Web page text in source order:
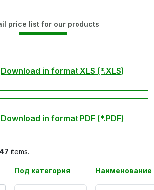
price list for our products
Download in format XLS (*.XLS)
Download in format PDF (*.PDF)
items.
Под категория Наименование